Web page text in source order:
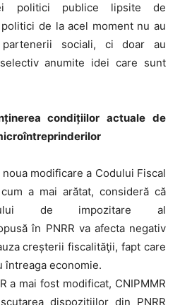
politici publice lipsite de
de la acel moment nu au
sociali, ci doar au
anumite idei care sunt
condițiilor actuale de
modificare a Codului Fiscal
a mai arătat, consideră că
de impozitare al
în PNRR va afecta negativ
creșterii fiscalităţii, fapt care
întreaga economie.
a mai fost modificat, CNIPMMR
dispoziţiilor din PNRR